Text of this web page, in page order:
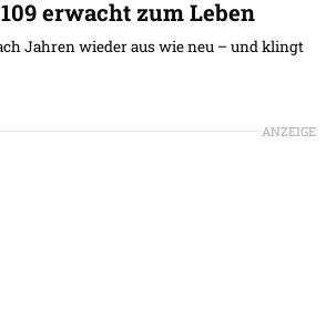
erwacht zum Leben
Jahren wieder aus wie neu – und klingt
ANZEIGE